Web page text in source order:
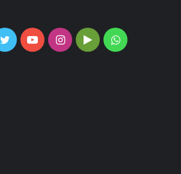
TwitterYouTubeInstagram
GoogleWhatsApp